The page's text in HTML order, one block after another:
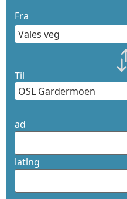
Fra
Til
ad
latlng